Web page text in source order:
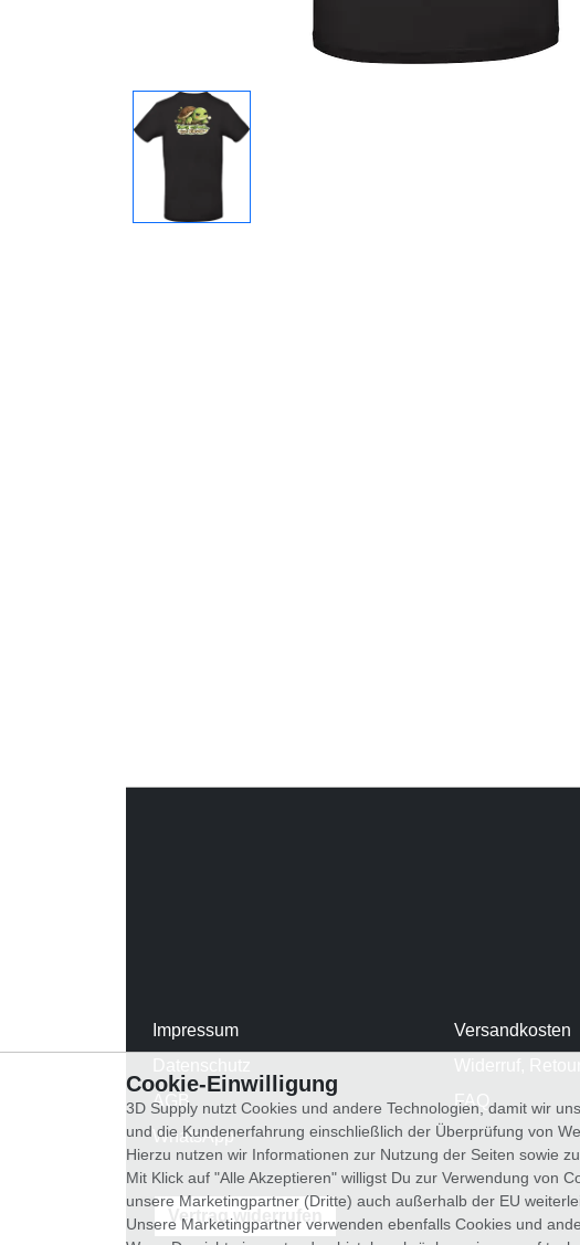
Impressum
AGB
WhatsApp
Versandkosten
FAQ
Vertrag widerrufen
Cookie-Einwilligung
3D Supply nutzt Cookies und andere Technologien, damit wir
und die Kundenerfahrung einschließlich der Überprüfung von
Hierzu nutzen wir Informationen zur Nutzung der Seiten sowie
Mit Klick auf "Alle Akzeptieren" willigst Du zur Verwendung von
unsere Marketingpartner (Dritte) auch außerhalb der EU
Unsere Marketingpartner verwenden ebenfalls Cookies und